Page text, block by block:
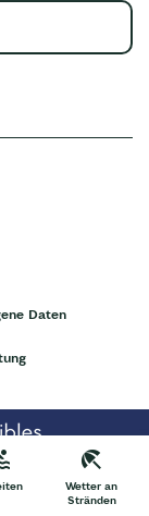
Daten
Wetter an
Stränden